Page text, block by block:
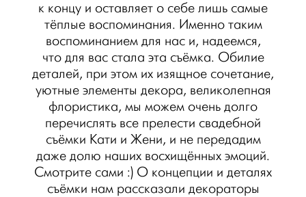
к концу и оставляет о себе лишь самые
тёплые воспоминания. Именно таким
воспоминанием для нас и, надеемся,
что для вас стала эта съёмка. Обилие
деталей, при этом их изящное сочетание,
уютные элементы декора, великолепная
флористика, мы можем очень долго
перечислять все прелести свадебной
съёмки Кати и Жени, и не передадим
даже долю наших восхищённых эмоций.
Смотрите сами :) О концепции и деталях
съёмки нам рассказали декораторы